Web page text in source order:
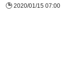
2020/01/15 07:00